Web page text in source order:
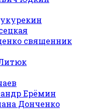
священник
Ерёмин
Донченко